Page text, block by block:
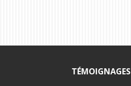
TÉMOIGNAGES